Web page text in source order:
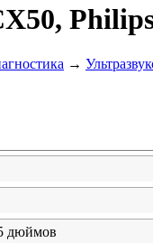
→
дюймов